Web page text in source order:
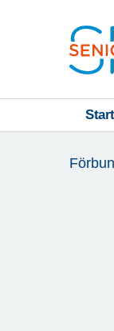
Start
är